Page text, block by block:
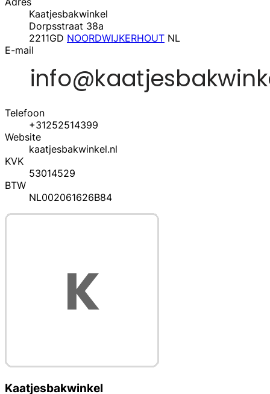
Kaatjesbakwinkel
Dorpsstraat 38a
2211GD NOORDWIJKERHOUT NL
E-mail
Telefoon
+31252514399
Website
kaatjesbakwinkel.nl
KVK
53014529
BTW
NL002061626B84
Kaatjesbakwinkel